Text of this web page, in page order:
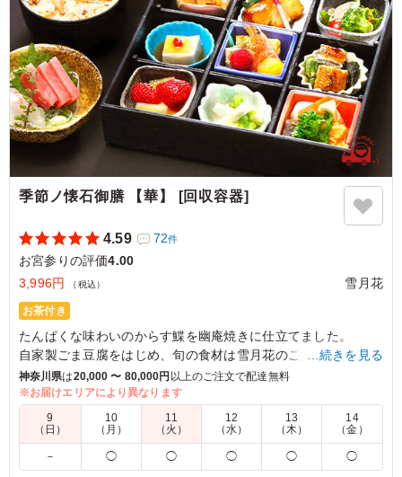
ほどよく、また食べたくなるお弁当でした！
お祝い› お宮参り
神奈川県横浜市西区久保町2025/10/06
季節ノ懐石御膳 【華】 [回収容器]
4.59 72件
お宮参りの評価4.00
3,996円
（税込） 雪月花
お茶付き
たんぱくな味わいのからす鰈を幽庵焼きに仕立てました。
自家製ごま豆腐をはじめ、旬の食材は雪月花のこだわり副菜
に。
高級感ある回収容器でお届けします。
【お吸い物について】
具材入りのお椀と、お出汁をポットでお持ちいたしますので、
お客様ご自身でお椀にお出汁を注いでください。
…続きを見る
神奈川県は20,000 〜 80,000円 以上のご注文で配達無料
※お届けエリアにより異なります
9
（日）
10
（月）
11
（火）
12
（水）
13
（木）
14
（金）
－ ◯ ◯ ◯ ◯ ◯